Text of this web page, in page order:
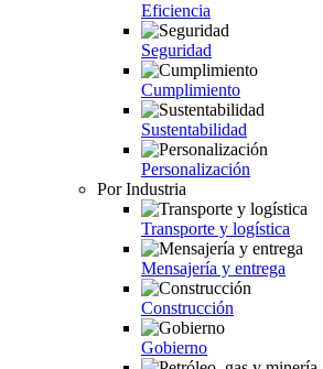
Eficiencia
Seguridad
Cumplimiento
Sustentabilidad
Personalización
Por Industria
Transporte y logística
Mensajería y entrega
Construcción
Gobierno